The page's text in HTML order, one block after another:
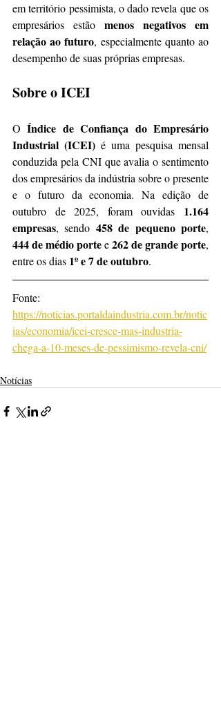
em território pessimista, o dado revela que os
empresários estão menos negativos em
relação ao futuro, especialmente quanto ao
desempenho de suas próprias empresas.
Sobre o ICEI
O Índice de Confiança do Empresário
Industrial (ICEI) é uma pesquisa mensal
conduzida pela CNI que avalia o sentimento
dos empresários da indústria sobre o presente
e o futuro da economia. Na edição de
outubro de 2025, foram ouvidas 1.164
empresas, sendo 458 de pequeno porte
444 de médio porte e 262 de grande porte,
entre os dias 1º e 7 de outubro.
Fonte:
https://noticias.portaldaindustria.com.br/notic
ias/economia/icei-cresce-mas-industria-
chega-a-10-meses-de-pessimismo-revela-cni/
Notícias